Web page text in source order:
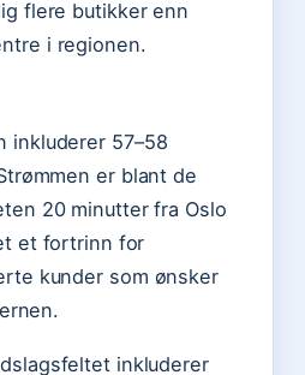
flere butikker enn
i regionen.
inkluderer 57–58
er blant de
20 minutter fra Oslo
et fortrinn for
kunder som ønsker
inkluderer